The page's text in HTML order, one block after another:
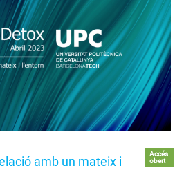
amb un mateix i
Accés
obert